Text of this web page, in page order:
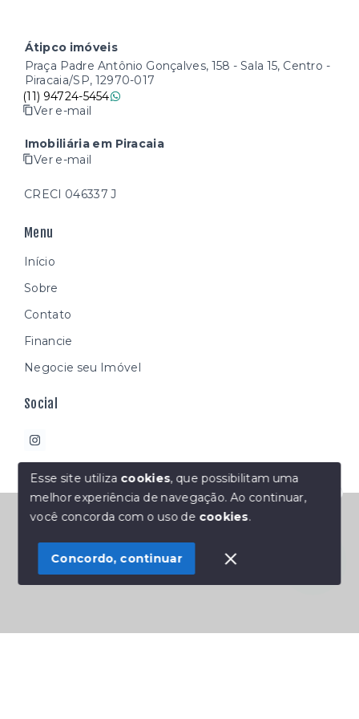
Olá! Estamos disponíveis para te ajudar.
Átipco imóveis
Praça Padre Antônio Gonçalves, 158 - Sala 15, Centro -
Piracaia/SP, 12970-017
(11) 94724-5454
Ver e-mail
Imobiliária em Piracaia
Ver e-mail
CRECI 046337 J
Menu
Início
Sobre
Contato
Financie
Negocie seu Imóvel
Social
© Copyright 2026 - Átipco imóveis - Todos os direitos
SITE PARA IMOBILIARIA
Esse site utiliza cookies, que possibilitam uma
melhor experiência de navegação.Ao continuar,
você concorda com o uso de cookies.
Concordo, continuar